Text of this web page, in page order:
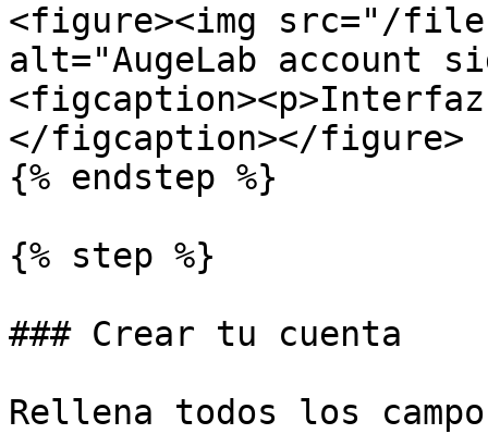
<figure><img src="/files/
alt="AugeLab account
</figcaption></figure>
{% endstep %}
{% step %}
### Crear tu cuenta
Rellena todos los